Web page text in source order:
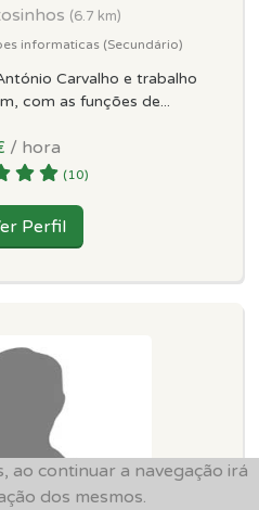
ao continuar a navegação irá
dos mesmos.
(6.7 km)
informaticas (Secundário)
Carvalho e trabalho
com as funções de...
/ hora
(10)
Perfil